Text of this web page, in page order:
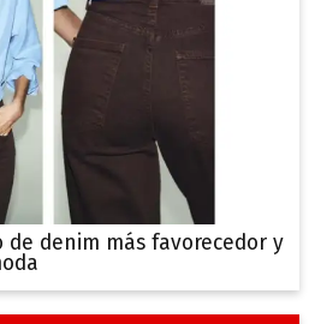
de denim más favorecedor y